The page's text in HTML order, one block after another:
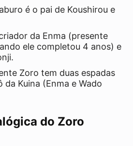
é o pai de Koushirou e
da Enma (presente
ele completou 4 anos) e
Zoro tem duas espadas
da Kuina (Enma e Wado
do Zoro